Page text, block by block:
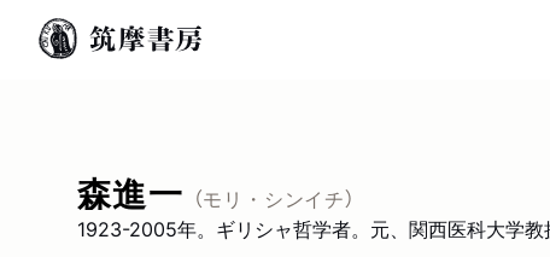
森進一 （モリ・シンイチ）
1923-2005年。ギリシャ哲学者。元、関西医科大学教授